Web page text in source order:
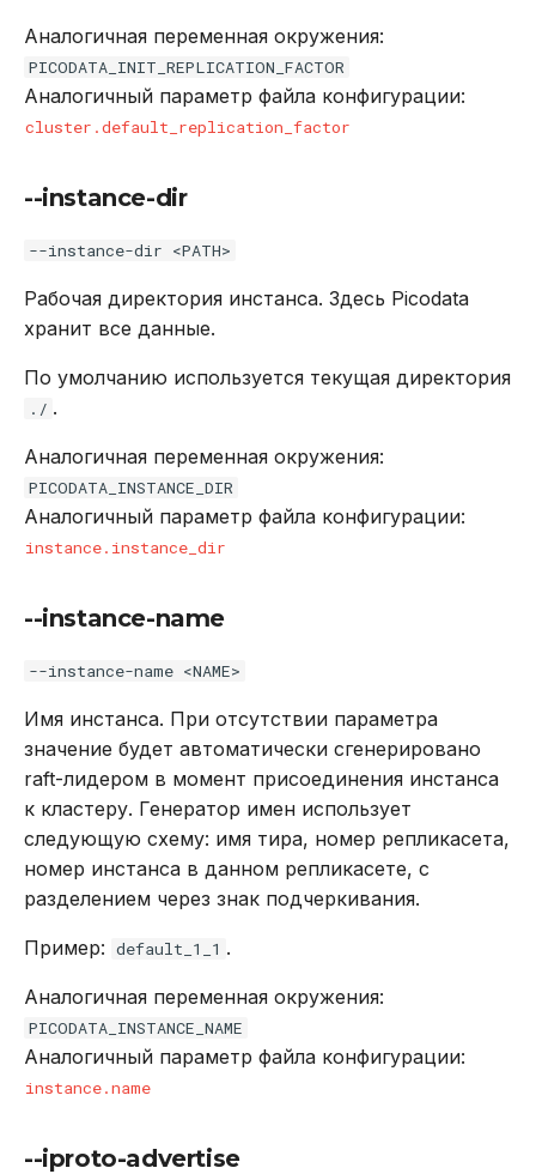
Аналогичная переменная окружения:
PICODATA_INIT_REPLICATION_FACTOR
Аналогичный параметр файла конфигурации:
cluster.default_replication_factor
--instance-dir
--instance-dir <PATH>
Рабочая директория инстанса. Здесь Picodata
хранит все данные.
По умолчанию используется текущая директория
./ .
Аналогичная переменная окружения:
PICODATA_INSTANCE_DIR
Аналогичный параметр файла конфигурации:
instance.instance_dir
--instance-name
--instance-name <NAME>
Имя инстанса. При отсутствии параметра
значение будет автоматически сгенерировано
raft-лидером в момент присоединения инстанса
к кластеру. Генератор имен использует
следующую схему: имя тира, номер репликасета,
номер инстанса в данном репликасете, с
разделением через знак подчеркивания.
Пример: default_1_1 .
Аналогичная переменная окружения:
PICODATA_INSTANCE_NAME
Аналогичный параметр файла конфигурации:
instance.name
--iproto-advertise